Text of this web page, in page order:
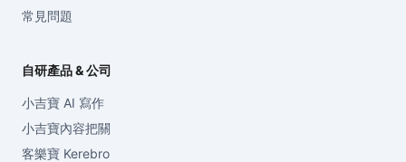
常見問題
自研產品 & 公司
小吉寶 AI 寫作
小吉寶內容把關
客樂寶 Kerebro